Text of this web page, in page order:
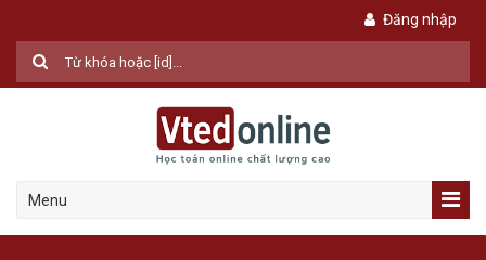
Đăng nhập
Menu